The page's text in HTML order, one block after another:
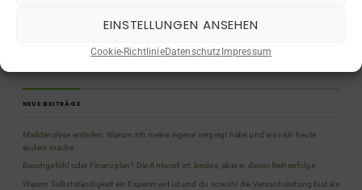
EINSTELLUNGEN ANSEHEN
Cookie-RichtlinieDatenschutz Impressum
NEUE BEITRÄGE
Marktanalyse erstellen: Warum ich meine eigene vergeigt habe und was ich heute
anders mache
Bauchgefühl oder Finanzplan? Die Antwort ist: beides, aber in dieser Reihenfolge
Warum Selbstständigkeit ein Experiment ist und du sowohl die Versuchsleitung bist als